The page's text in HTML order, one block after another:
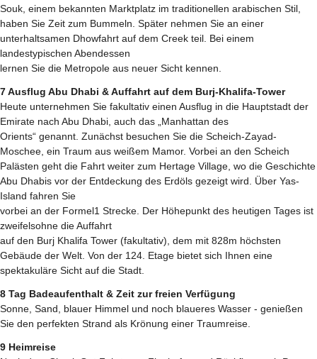
Souk, einem bekannten Marktplatz im traditionellen arabischen Stil,
haben Sie Zeit zum Bummeln. Später nehmen Sie an einer
unterhaltsamen Dhowfahrt auf dem Creek teil. Bei einem
landestypischen Abendessen
lernen Sie die Metropole aus neuer Sicht kennen.
7 Ausflug Abu Dhabi & Auffahrt auf dem Burj-Khalifa-Tower
Heute unternehmen Sie fakultativ einen Ausflug in die Hauptstadt der
Emirate nach Abu Dhabi, auch das „Manhattan des
Orients“ genannt. Zunächst besuchen Sie die Scheich-Zayad-
Moschee, ein Traum aus weißem Mamor. Vorbei an den Scheich
Palästen geht die Fahrt weiter zum Hertage Village, wo die Geschichte
Abu Dhabis vor der Entdeckung des Erdöls gezeigt wird. Über Yas-
Island fahren Sie
vorbei an der Formel1 Strecke. Der Höhepunkt des heutigen Tages ist
zweifelsohne die Auffahrt
auf den Burj Khalifa Tower (fakultativ), dem mit 828m höchsten
Gebäude der Welt. Von der 124. Etage bietet sich Ihnen eine
spektakuläre Sicht auf die Stadt.
8 Tag Badeaufenthalt & Zeit zur freien Verfügung
Sonne, Sand, blauer Himmel und noch blaueres Wasser - genießen
Sie den perfekten Strand als Krönung einer Traumreise.
9 Heimreise